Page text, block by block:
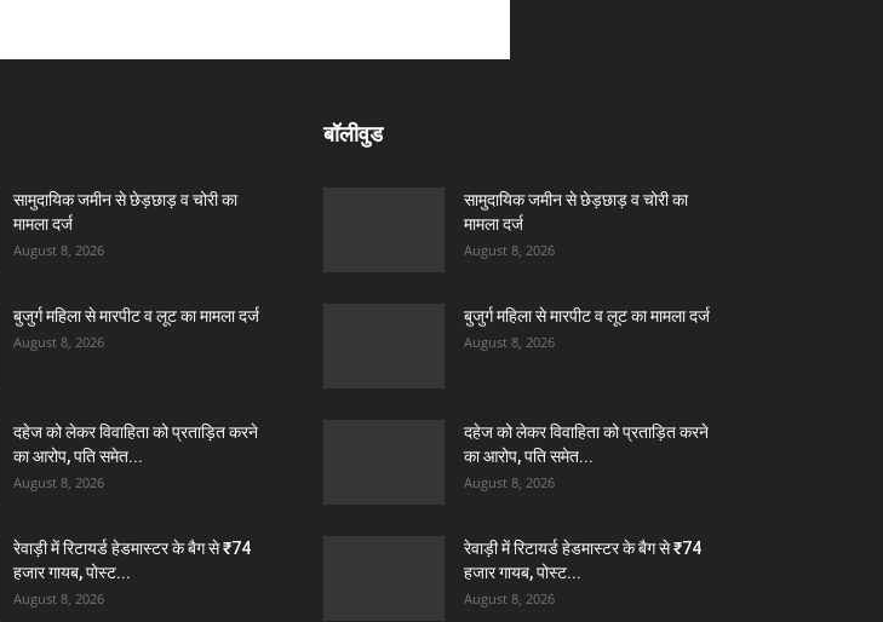
सामुदायिक जमीन से छेड़छाड़ व चोरी का
मामला दर्ज
August 8, 2026
बुजुर्ग महिला से मारपीट व लूट का मामला दर्ज
August 8, 2026
दहेज को लेकर विवाहिता को प्रताड़ित करने
का आरोप, पति समेत...
August 8, 2026
रेवाड़ी में रिटायर्ड हेडमास्टर के बैग से ₹74
हजार गायब, पोस्ट...
August 8, 2026
बॉलीवुड
सामुदायिक जमीन से छेड़छाड़ व चोरी का
मामला दर्ज
August 8, 2026
बुजुर्ग महिला से मारपीट व लूट का मामला दर्ज
August 8, 2026
दहेज को लेकर विवाहिता को प्रताड़ित करने
का आरोप, पति समेत...
August 8, 2026
रेवाड़ी में रिटायर्ड हेडमास्टर के बैग से ₹74
हजार गायब, पोस्ट...
August 8, 2026